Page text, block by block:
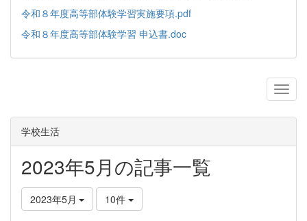
令和８年度高等部体験学習実施要項.pdf
令和８年度高等部体験学習 申込書.doc
学校生活
2023年5月の記事一覧
2023年5月 10件